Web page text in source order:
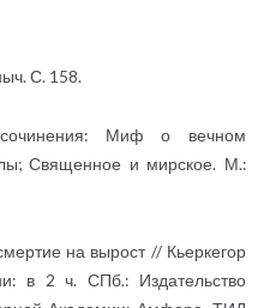
С. 158.
Миф о вечном
Священное и мирское. М.:
на вырост // Кьеркегор
в 2 ч. СПб.: Издательство